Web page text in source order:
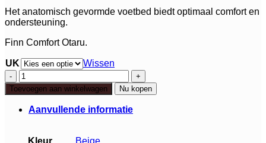
Het anatomisch gevormde voetbed biedt optimaal comfort en
ondersteuning.
Finn Comfort Otaru.
UK
Wissen
Finn
Comfort
Otaru
aantal
Toevoegen aan winkelwagen Nu kopen
Aanvullende informatie
Kleur Beige